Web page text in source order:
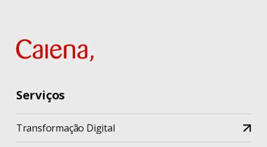
Serviços
Transformação Digital